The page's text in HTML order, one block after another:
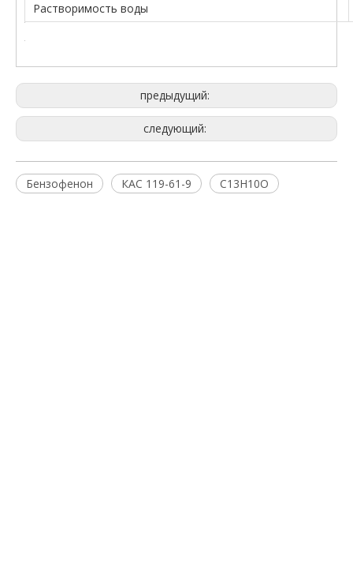
Растворимость воды
предыдущий:
следующий:
Бензофенон КАС 119-61-9 C13H10O